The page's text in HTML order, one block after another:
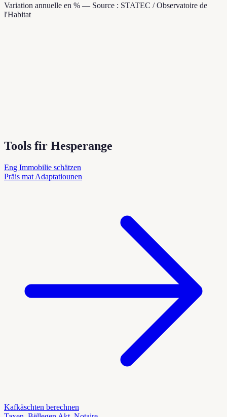
Variation annuelle en % — Source : STATEC / Observatoire de
l'Habitat
Tools fir Hesperange
Eng Immobilie schätzen
Präis mat Adaptatiounen
Kafkäschten berechnen